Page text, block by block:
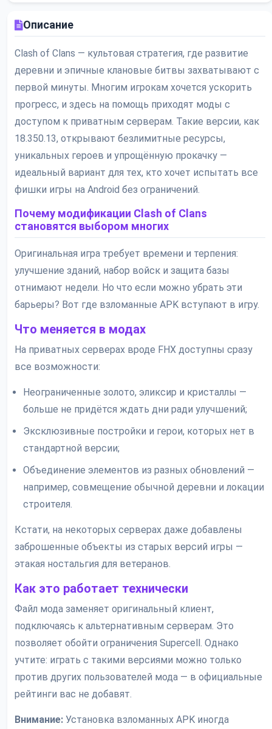
Описание
Clash of Clans — культовая стратегия, где развитие
деревни и эпичные клановые битвы захватывают с
первой минуты. Многим игрокам хочется ускорить
прогресс, и здесь на помощь приходят моды с
доступом к приватным серверам. Такие версии, как
18.350.13, открывают безлимитные ресурсы,
уникальных героев и упрощённую прокачку —
идеальный вариант для тех, кто хочет испытать все
фишки игры на Android без ограничений.
Почему модификации Clash of Clans
становятся выбором многих
Оригинальная игра требует времени и терпения:
улучшение зданий, набор войск и защита базы
отнимают недели. Но что если можно убрать эти
барьеры? Вот где взломанные APK вступают в игру.
Что меняется в модах
На приватных серверах вроде FHX доступны сразу
все возможности:
Неограниченные золото, эликсир и кристаллы —
больше не придётся ждать дни ради улучшений;
Эксклюзивные постройки и герои, которых нет в
стандартной версии;
Объединение элементов из разных обновлений —
например, совмещение обычной деревни и локации
строителя.
Кстати, на некоторых серверах даже добавлены
заброшенные объекты из старых версий игры —
этакая ностальгия для ветеранов.
Как это работает технически
Файл мода заменяет оригинальный клиент,
подключаясь к альтернативным серверам. Это
позволяет обойти ограничения Supercell. Однако
учтите: играть с такими версиями можно только
против других пользователей мода — в официальные
рейтинги вас не добавят.
Внимание: Установка взломанных APK иногда